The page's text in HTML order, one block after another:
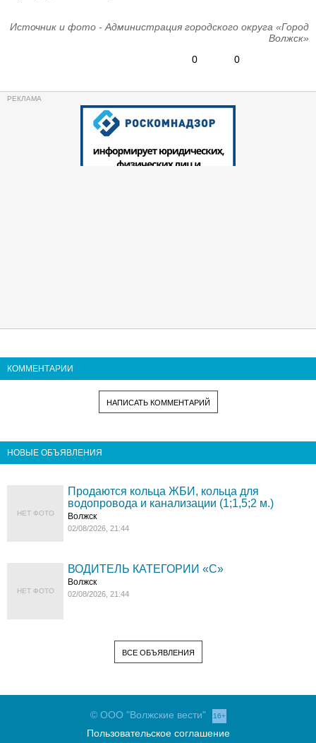
Источник и фото - Администрация городского округа «Город
Волжск»
0
0
КОММЕНТАРИИ
НАПИСАТЬ КОММЕНТАРИЙ
НОВЫЕ ОБЪЯВЛЕНИЯ
НЕТ ФОТО
Продаются кольца ЖБИ, кольца для
водопровода и канализации (1;1,5;2 м.)
Волжск
02/08/2026, 21:44
НЕТ ФОТО
ВОДИТЕЛЬ КАТЕГОРИИ «C»
Волжск
02/08/2026, 21:44
ВСЕ ОБЪЯВЛЕНИЯ
© ООО "Волжские вести" 16+
Пользовательское соглашение